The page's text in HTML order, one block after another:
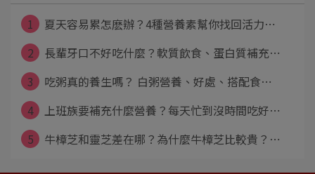
1
夏天容易累怎麽辦？4種營養素幫你找回活力⋯
2
長輩牙口不好吃什麼？軟質飲食、蛋白質補充⋯
3
吃粥真的養生嗎？ 白粥營養、好處、搭配食⋯
4
上班族要補充什麼營養？每天忙到沒時間吃好⋯
5
牛樟芝和靈芝差在哪？為什麼牛樟芝比較貴？⋯